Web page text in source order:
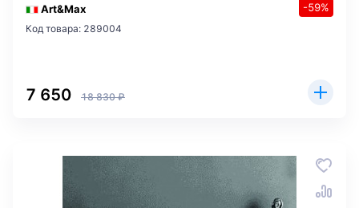
Art&Max
-59%
Код товара: 289004
7 650 18 830 ₽